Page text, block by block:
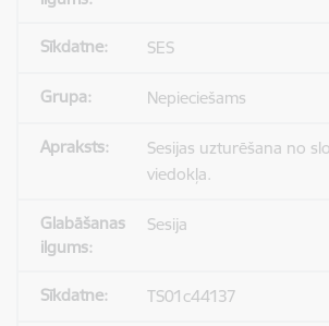
SES
Nepieciešams
Sesijas uzturēšana no
viedokļa.
Sesija
TS01c44137